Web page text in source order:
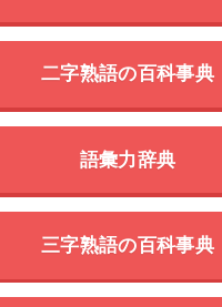
二字熟語の百科事典
語彙力辞典
三字熟語の百科事典